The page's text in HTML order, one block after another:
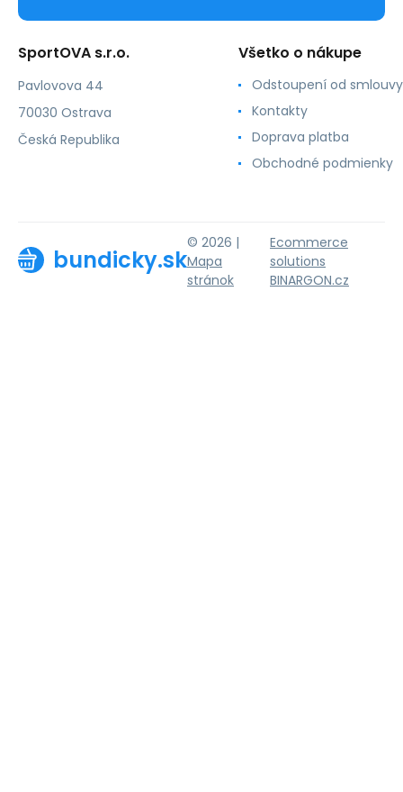
SportOVA s.r.o.
Pavlovova 44
70030 Ostrava
Česká Republika
Všetko o nákupe
Odstoupení od smlouvy
Kontakty
Doprava platba
Obchodné podmienky
bundicky.sk
© 2026 |
Mapa
stránok
Ecommerce
solutions
BINARGON.cz